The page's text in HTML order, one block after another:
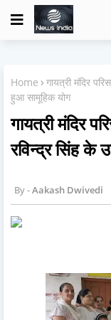
Home
गायत्री मंदिर
हुआ सामूहिक योग
गायत्री मंदिर
रविन्द्र सिंह के
Aakash Dwivedi